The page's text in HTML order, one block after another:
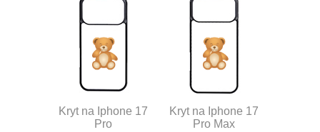
Kryt na Iphone 17
Pro
Kryt na Iphone 17
Pro Max